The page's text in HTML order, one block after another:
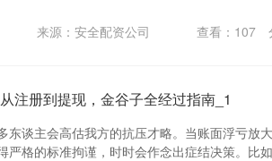
来源：安全配资公司 查看： 107
注册到提现，金谷子全经过指南_1
东谈主会高估我方的抗压才略。当账面浮亏放
严格的标准拘谨，时时会作念出症结决策。比